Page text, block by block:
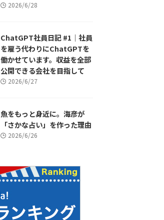
2026/6/28
ChatGPT社員日記 #1｜社員
を雇う代わりにChatGPTを
働かせています。収益を全部
公開できる会社を目指して
2026/6/27
魚をもっと身近に。海彦が
「さかな占い」を作った理由
2026/6/26